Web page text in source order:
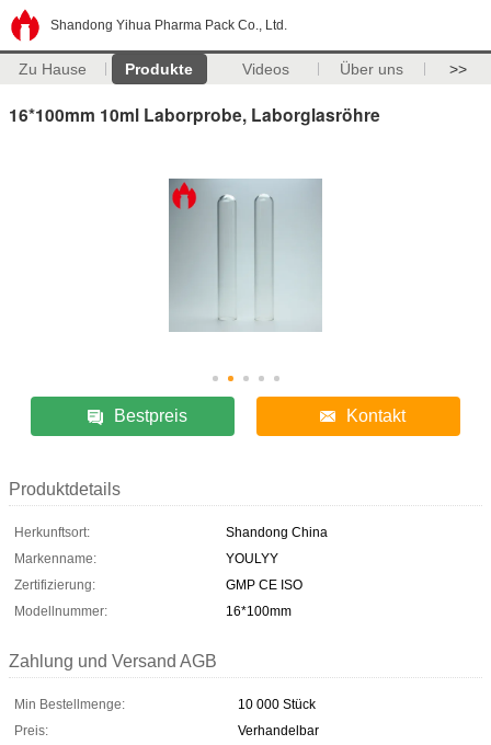
Shandong Yihua Pharma Pack Co., Ltd.
Zu Hause Produkte Videos Über uns >>
16*100mm 10ml Laborprobe, Laborglasröhre
Bestpreis Kontakt
Produktdetails
Herkunftsort:
Shandong China
Markenname:
YOULYY
Zertifizierung:
GMP CE ISO
Modellnummer:
16*100mm
Zahlung und Versand AGB
Min Bestellmenge:
10 000 Stück
Preis:
Verhandelbar